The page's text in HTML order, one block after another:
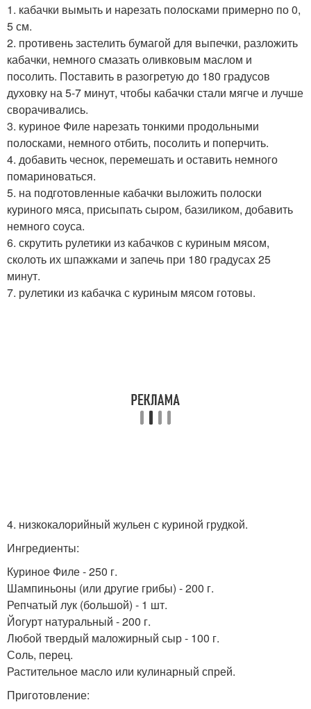
1. кабачки вымыть и нарезать полосками примерно по 0,
5 см.
2. противень застелить бумагой для выпечки, разложить
кабачки, немного смазать оливковым маслом и
посолить. Поставить в разогретую до 180 градусов
духовку на 5-7 минут, чтобы кабачки стали мягче и лучше
сворачивались.
3. куриное Филе нарезать тонкими продольными
полосками, немного отбить, посолить и поперчить.
4. добавить чеснок, перемешать и оставить немного
помариноваться.
5. на подготовленные кабачки выложить полоски
куриного мяса, присыпать сыром, базиликом, добавить
немного соуса.
6. скрутить рулетики из кабачков с куриным мясом,
сколоть их шпажками и запечь при 180 градусах 25
минут.
7. рулетики из кабачка с куриным мясом готовы.
4. низкокалорийный жульен с куриной грудкой.
Ингредиенты:
Куриное Филе - 250 г.
Шампиньоны (или другие грибы) - 200 г.
Репчатый лук (большой) - 1 шт.
Йогурт натуральный - 200 г.
Любой твердый маложирный сыр - 100 г.
Соль, перец.
Растительное масло или кулинарный спрей.
Приготовление: